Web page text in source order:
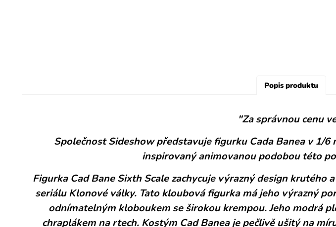
Popis produktu
"Za správnou cenu
Společnost Sideshow představuje figurku Cada Banea v 1/
inspirovaný animovanou podobou této
Figurka Cad Bane Sixth Scale zachycuje výrazný design
seriálu Klonové války. Tato kloubová figurka má jeho výrazný
odnímatelným kloboukem se širokou krempou. Jeho modrá
chraplákem na rtech. Kostým Cad Banea je pečlivě ušitý na